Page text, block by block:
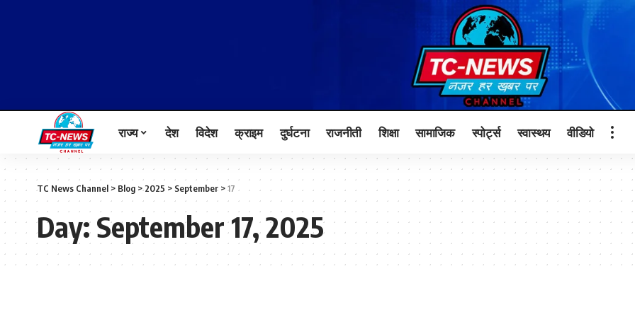
राज्य देश विदेश क्राइम दुर्घटना राजनीती शिक्षा सामाजिक स्पोर्ट्स स्वास्थय वीडियो
TC News Channel> Blog >2025 >September >17
Day:September 17, 2025